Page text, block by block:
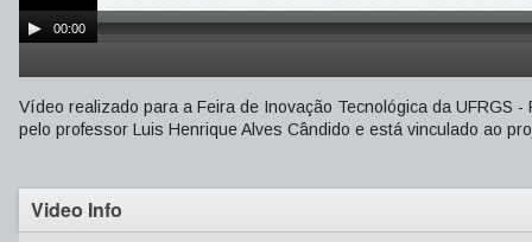
00:00
Vídeo realizado para a Feira de Inovação Tecnológica da UFRGS
pelo professor Luis Henrique Alves Cândido e está vinculado ao
Video Info